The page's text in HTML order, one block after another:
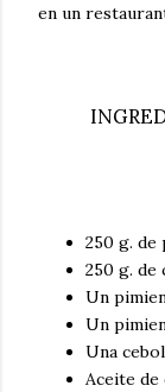
en un
250 g. de
250 g. de
Un
Un
Una
Aceite